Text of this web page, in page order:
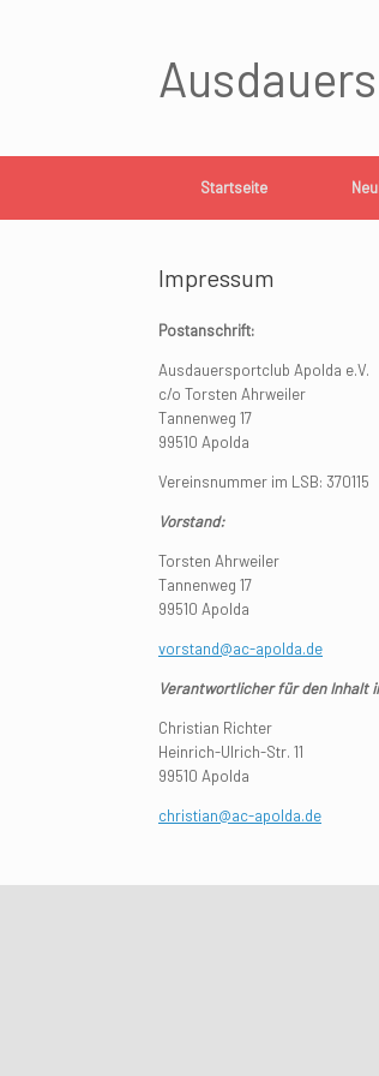
Startseite
Impressum
Postanschrift:
Ausdauersportclub Apolda e.V.
c/o Torsten Ahrweiler
Tannenweg 17
99510 Apolda
Vereinsnummer im LSB: 370115
Vorstand:
Torsten Ahrweiler
Tannenweg 17
99510 Apolda
vorstand@ac-apolda.de
Verantwortlicher für den Inhalt
Christian Richter
Heinrich-Ulrich-Str. 11
99510 Apolda
christian@ac-apolda.de